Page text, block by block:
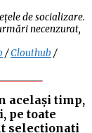
de socializare.
necenzurat,
/Clouthub /
același timp,
pe toate
selecționați